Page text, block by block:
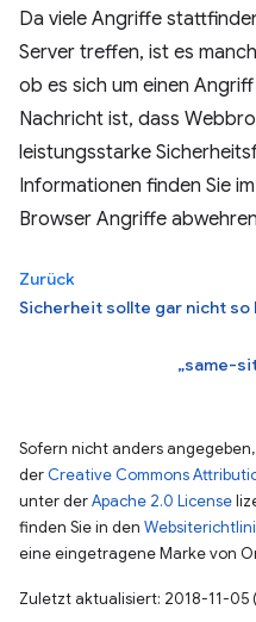
Da viele Angriffe
Server treffen, ist es
ob es sich um einen
Nachricht ist, dass
leistungsstarke
Informationen finden Sie
Browser Angriffe
Zurück
Sicherheit sollte gar nicht
„same-
Sofern nicht anders
der Creative Commons
unter derApache 2.0 License
finden Sie in den
eine eingetragene Marke von
Zuletzt aktualisiert: 2018-11-05